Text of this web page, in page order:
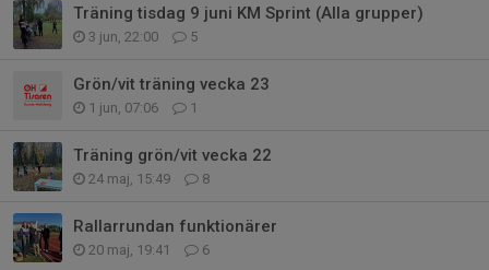
Träning tisdag 9 juni KM Sprint (Alla grupper)
3 jun, 22:00 5
Grön/vit träning vecka 23
1 jun, 07:06 1
Träning grön/vit vecka 22
24 maj, 15:49 8
Rallarrundan funktionärer
20 maj, 19:41 6